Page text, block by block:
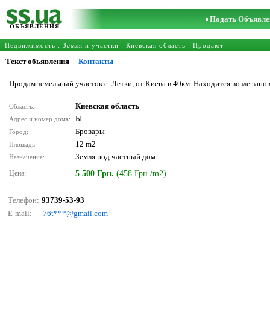
ОБЪЯВЛЕНИЯ
Подать
Недвижимость : Земля и участки : Киевская область : Продают
Текст обьявления | Контакты
Продам земельный участок с. Летки, от Киева в 40км. Находится возле
Область: Киевская область
Адрес и номер дома: Ы
Город: Бровары
Площадь: 12 m2
Назначение: Земля под частный дом
Цена: 5 500 Грн. (458 Грн./m2)
Телефон: 93739-53-93
E-mail:
76t***@gmаil.соm